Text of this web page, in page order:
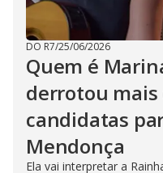
DO R7/25/06/2026
Quem é
derrotou mais
candidatas
Mendonça
Ela vai interpretar a